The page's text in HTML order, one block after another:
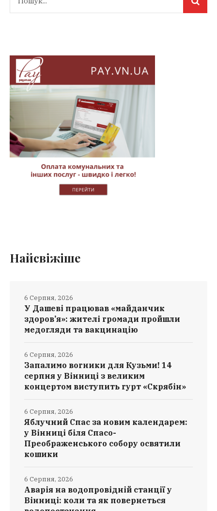
Найсвіжіше
У Дашеві працював «майданчик
здоров’я»: жителі громади пройшли
медогляди та вакцинацію
6 Серпня, 2026
Запалимо вогники для Кузьми! 14
серпня у Вінниці з великим
концертом виступить гурт «Скрябін»
6 Серпня, 2026
Яблучний Спас за новим календарем:
у Вінниці біля Спасо-
Преображенського собору освятили
кошики
6 Серпня, 2026
Аварія на водопровідній станції у
Вінниці: коли та як повернеться
6 Серпня, 2026